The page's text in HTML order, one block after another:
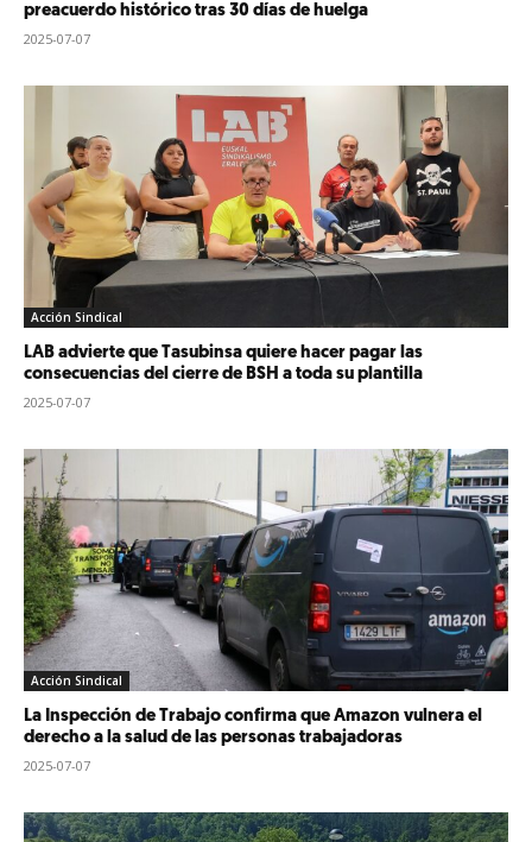
preacuerdo histórico tras 30 días de huelga
2025-07-07
Acción Sindical
LAB advierte que Tasubinsa quiere hacer pagar las
consecuencias del cierre de BSH a toda su plantilla
2025-07-07
Acción Sindical
La Inspección de Trabajo confirma que Amazon vulnera el
derecho a la salud de las personas trabajadoras
2025-07-07